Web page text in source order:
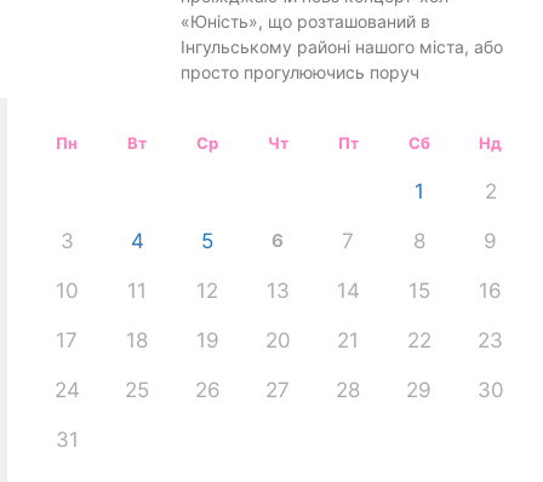
«Юність», що розташований в
Інгульському районі нашого міста, або
просто прогулюючись поруч
Пн Вт Ср Чт Пт Сб Нд
1 2
3 4 5 6 7 8 9
10 11 12 13 14 15 16
17 18 19 20 21 22 23
24 25 26 27 28 29 30
31